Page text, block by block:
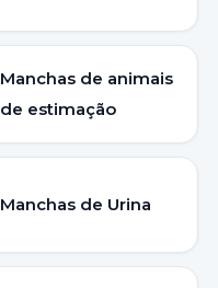
Manchas de animais
de estimação
Manchas de Urina